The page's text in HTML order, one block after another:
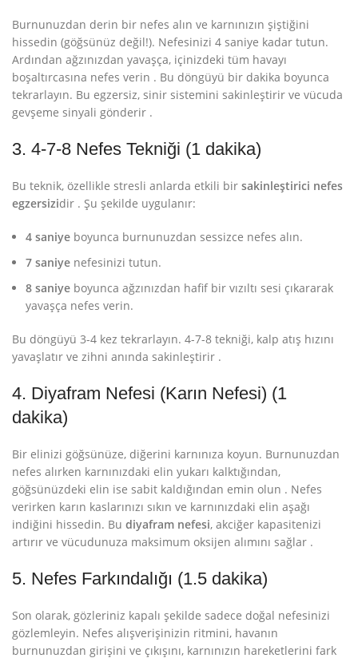
Burnunuzdan derin bir nefes alın ve karnınızın şiştiğini
hissedin (göğsünüz değil!). Nefesinizi 4 saniye kadar tutun.
Ardından ağzınızdan yavaşça, içinizdeki tüm havayı
boşaltırcasına nefes verin . Bu döngüyü bir dakika boyunca
tekrarlayın. Bu egzersiz, sinir sistemini sakinleştirir ve vücuda
gevşeme sinyali gönderir .
3. 4-7-8 Nefes Tekniği (1 dakika)
Bu teknik, özellikle stresli anlarda etkili bir sakinleştirici nefes
egzersizidir . Şu şekilde uygulanır:
4 saniye boyunca burnunuzdan sessizce nefes alın.
7 saniye nefesinizi tutun.
8 saniye boyunca ağzınızdan hafif bir vızıltı sesi çıkararak
yavaşça nefes verin.
Bu döngüyü 3-4 kez tekrarlayın. 4-7-8 tekniği, kalp atış hızını
yavaşlatır ve zihni anında sakinleştirir .
4. Diyafram Nefesi (Karın Nefesi) (1
dakika)
Bir elinizi göğsünüze, diğerini karnınıza koyun. Burnunuzdan
nefes alırken karnınızdaki elin yukarı kalktığından,
göğsünüzdeki elin ise sabit kaldığından emin olun . Nefes
verirken karın kaslarınızı sıkın ve karnınızdaki elin aşağı
indiğini hissedin. Bu diyafram nefesi, akciğer kapasitenizi
artırır ve vücudunuza maksimum oksijen alımını sağlar .
5. Nefes Farkındalığı (1.5 dakika)
Son olarak, gözleriniz kapalı şekilde sadece doğal nefesinizi
gözlemleyin. Nefes alışverişinizin ritmini, havanın
burnunuzdan girişini ve çıkışını, karnınızın hareketlerini fark